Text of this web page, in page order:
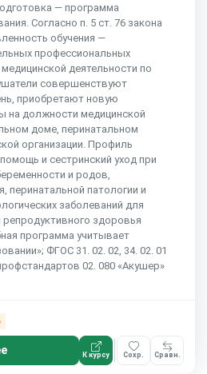
— программа
Согласно п. 5 ст. 76 закона
обучения —
профессиональных
деятельности по
совершенствуют
приобретают новую
на должности медицинской
доме, перинатальном
организации. Профиль
и сестринский уход при
и родов,
перинатальной патологии и
заболеваний для
здоровья
программа учитывает
ФГОС 31. 02. 02, 34. 02. 01
02. 080 «Акушер»
К курсу Сохр. Сравн.